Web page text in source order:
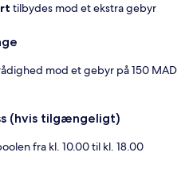
tilbydes mod et ekstra gebyr
mod et gebyr på 150 MAD
(hvis tilgængeligt)
fra kl. 10.00 til kl. 18.00